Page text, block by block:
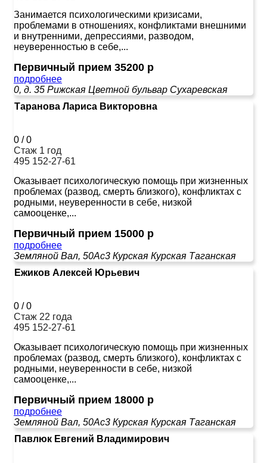
Занимается психологическими кризисами,
проблемами в отношениях, конфликтами внешними
и внутренними, депрессиями, разводом,
неуверенностью в себе,...
Первичный прием 35200 р
подробнее
0, д. 35 Рижская Цветной бульвар Сухаревская
Таранова Лариса Викторовна
0 /0
Стаж 1 год
495 152-27-61
Оказывает психологическую помощь при жизненных
проблемах (развод, смерть близкого), конфликтах с
родными, неуверенности в себе, низкой
самооценке,...
Первичный прием 15000 р
подробнее
Земляной Вал, 50Ас3 Курская Курская Таганская
Ежиков Алексей Юрьевич
0 /0
Стаж 22 года
495 152-27-61
Оказывает психологическую помощь при жизненных
проблемах (развод, смерть близкого), конфликтах с
родными, неуверенности в себе, низкой
самооценке,...
Первичный прием 18000 р
подробнее
Земляной Вал, 50Ас3 Курская Курская Таганская
Павлюк Евгений Владимирович